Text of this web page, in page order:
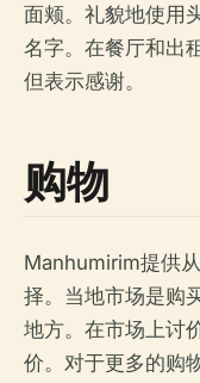
面颊。礼貌地使用
名字。在餐厅和出
但表示感谢。
购物
Manhumirim提供
择。当地市场是购
地方。在市场上讨
价。对于更多的购